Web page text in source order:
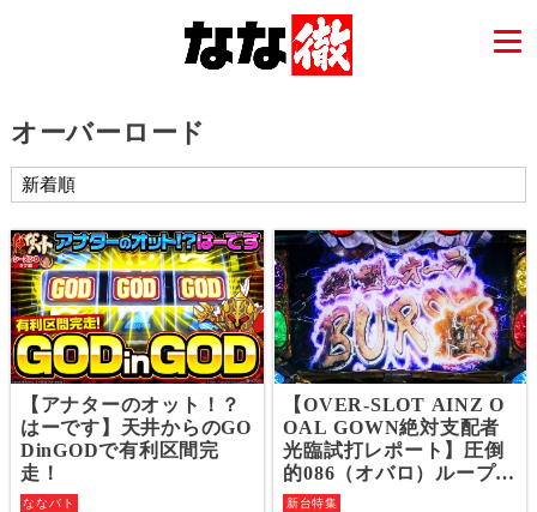
オーバーロード
【アナターのオット！？
はーです】天井からのGO
DinGODで有利区間完
走！
ななバト
【OVER-SLOT AINZ O
OAL GOWN絶対支配者
光臨試打レポート】圧倒
的086（オバロ）ループを
体感せよ！
新台特集